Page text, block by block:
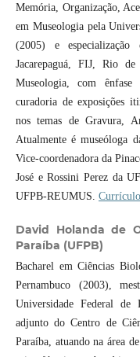
Memória, Organização,
em Museologia pela
(2005) e
Jacarepaguá, FIJ, Rio
Museologia, com
curadoria de exposições
nos temas de Gravura,
Atualmente é museóloga
Vice-coordenadora da
José e Rossini Perez da
UFPB-REUMUS.
David Holanda de
Paraíba (UFPB)
Bacharel em Ciências
Pernambuco (2003),
Universidade Federal
adjunto do Centro de
Paraíba, atuando na área